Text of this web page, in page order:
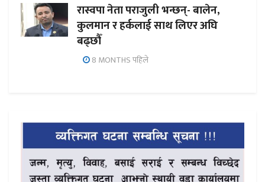
रास्वपा नेता पराजुली भन्छन्- बालेन,
कुलमान र हर्कलाई साथ लिएर अघि
बढ्छौँ
8 MONTHS पहिले